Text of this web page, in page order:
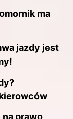
ma
jazdy jest
prawo